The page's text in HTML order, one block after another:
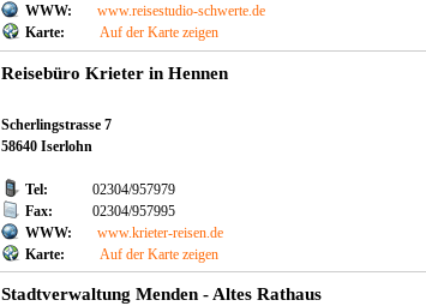
WWW:
www.reisestudio-schwerte.de
Karte:
Auf der Karte zeigen
Reisebüro Krieter in Hennen
Scherlingstrasse 7
58640 Iserlohn
Tel:
02304/957979
Fax:
02304/957995
WWW:
www.krieter-reisen.de
Karte:
Auf der Karte zeigen
Stadtverwaltung Menden - Altes Rathaus